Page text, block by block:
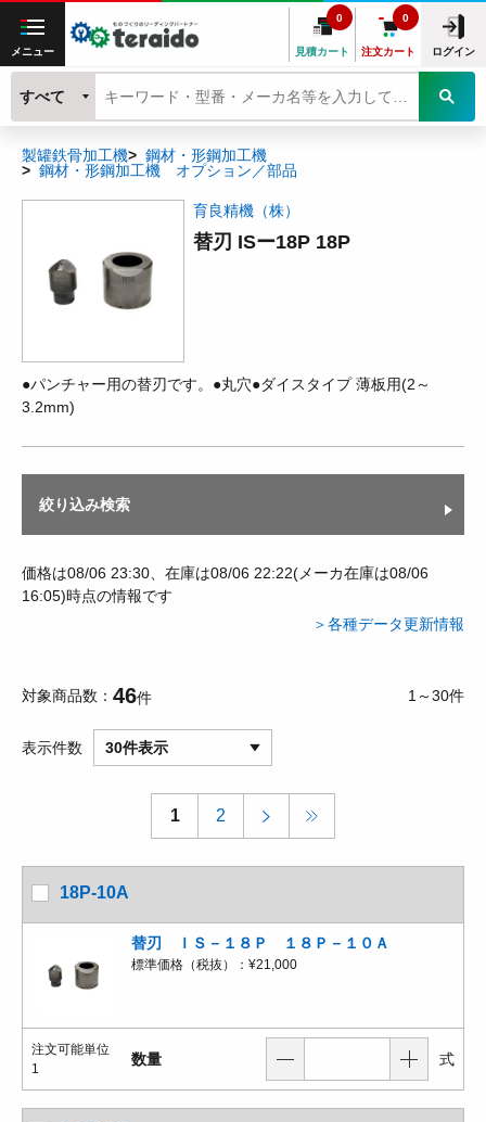
メニュー 見積カート
0
注文カート
0
ログイン
すべて
製罐鉄骨加工機
鋼材・形鋼加工機
鋼材・形鋼加工機 オプション／部品
育良精機（株）
替刃 ISー18P 18P
●パンチャー用の替刃です。●丸穴●ダイスタイプ 薄板用(2～
3.2mm)
絞り込み検索
価格は08/06 23:30、在庫は08/06 22:22(メーカ在庫は08/06
16:05)時点の情報です
＞各種データ更新情報
対象商品数 46件 1～30件
表示件数 30件表示
1 2
18P-10A
替刃 ＩＳ－１８Ｐ １８Ｐ－１０Ａ
標準価格（税抜）： ¥21,000
注文可能単位
1
数量 式